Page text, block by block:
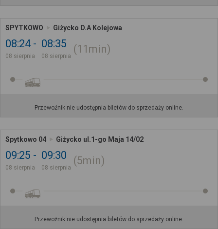
SPYTKOWO Giżycko D.A Kolejowa
08:24
08 sierpnia
08:35
08 sierpnia
11min
Przewoźnik nie udostępnia biletów do sprzedaży online.
Spytkowo 04 Giżycko ul.1-go Maja 14/02
09:25
08 sierpnia
09:30
08 sierpnia
5min
Przewoźnik nie udostępnia biletów do sprzedaży online.